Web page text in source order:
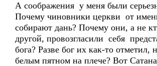
А соображения у меня были
Почему чиновники церкви от
собирают дань? Почему они, а не
другой, провозгласили себя
бога? Разве бог их как-то отметил,
белым пятном на плече? Вот